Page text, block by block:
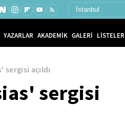
YAZARLAR AKADEMİK GALERİ LİSTELER
açıldı
sergisi